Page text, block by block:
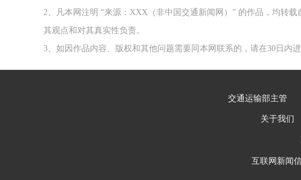
2、凡本网注明 “来源：XXX（非中国交通新闻网）” 的作品，均转
其观点和对其真实性负责。
3、如因作品内容、版权和其他问题需要同本网联系的，请在30日内进
交通运输部主管
关于我们 |
互联网新闻